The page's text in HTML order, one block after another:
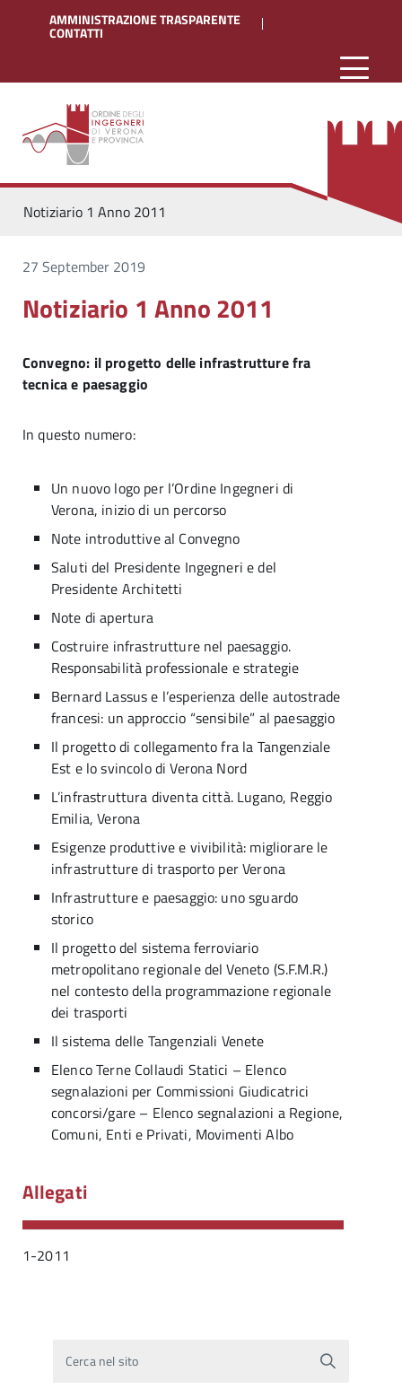
AMMINISTRAZIONE TRASPARENTE
CONTATTI
Notiziario 1 Anno 2011
27 September 2019
Notiziario 1 Anno 2011
Convegno: il progetto delle infrastrutture fra
tecnica e paesaggio
In questo numero:
Un nuovo logo per l’Ordine Ingegneri di
Verona, inizio di un percorso
Note introduttive al Convegno
Saluti del Presidente Ingegneri e del
Presidente Architetti
Note di apertura
Costruire infrastrutture nel paesaggio.
Responsabilità professionale e strategie
Bernard Lassus e l’esperienza delle autostrade
francesi: un approccio “sensibile” al paesaggio
Il progetto di collegamento fra la Tangenziale
Est e lo svincolo di Verona Nord
L’infrastruttura diventa città. Lugano, Reggio
Emilia, Verona
Esigenze produttive e vivibilità: migliorare le
infrastrutture di trasporto per Verona
Infrastrutture e paesaggio: uno sguardo
storico
Il progetto del sistema ferroviario
metropolitano regionale del Veneto (S.F.M.R.)
nel contesto della programmazione regionale
dei trasporti
Il sistema delle Tangenziali Venete
Elenco Terne Collaudi Statici – Elenco
segnalazioni per Commissioni Giudicatrici
concorsi/gare – Elenco segnalazioni a Regione,
Comuni, Enti e Privati, Movimenti Albo
Allegati
1-2011
Cerca nel sito